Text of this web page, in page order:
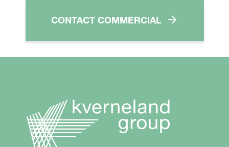
CONTACT COMMERCIAL